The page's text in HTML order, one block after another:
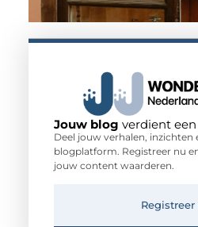
Jouw blog verdient
Deel jouw verhalen, inzichten
blogplatform. Registreer nu
jouw content waarderen.
Registreer